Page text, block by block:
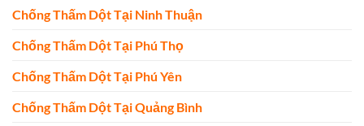
Chống Thấm Dột Tại Ninh Thuận
Chống Thấm Dột Tại Phú Thọ
Chống Thấm Dột Tại Phú Yên
Chống Thấm Dột Tại Quảng Bình